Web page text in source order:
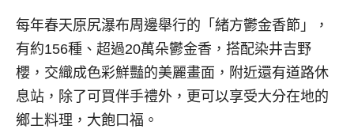
每年春天原尻瀑布周邊舉行的「緒方鬱金香節」，
有約156種、超過20萬朵鬱金香，搭配染井吉野
櫻，交織成色彩鮮豔的美麗畫面，附近還有道路休
息站，除了可買伴手禮外，更可以享受大分在地的
鄉土料理，大飽口福。